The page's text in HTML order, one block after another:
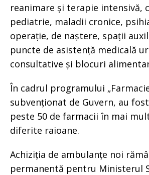
reanimare și terapie intensivă,
pediatrie, maladii cronice,
operație, de naștere, spații
puncte de asistență medicală
consultative și blocuri
În cadrul programului
subvenționat de Guvern, au
peste 50 de farmacii în mai
diferite raioane.
Achiziția de ambulanțe noi
permanentă pentru Ministerul